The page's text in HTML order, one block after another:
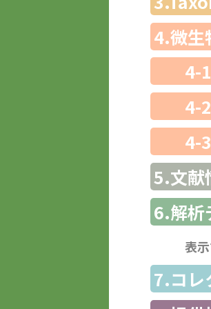
4.微生
4-
4-
4-
5.文献
6.解析
表
7.コレ